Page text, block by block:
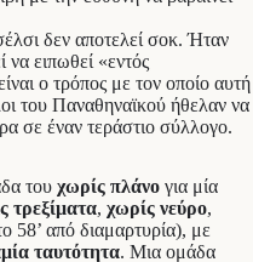
δεν αποτελεί σοκ. Ήταν
να ειπωθεί «εντός
ο τρόπος με τον οποίο αυτή
του Παναθηναϊκού ήθελαν να
σε έναν τεράστιο σύλλογο.
του χωρίς πλάνο για μία
τρεξίματα, χωρίς νεύρο,
58’ από διαμαρτυρία), με
ταυτότητα. Μια ομάδα